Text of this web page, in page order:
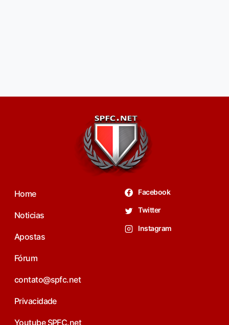
Home
Noticias
Apostas
Fórum
contato@spfc.net
Privacidade
Youtube SPFC.net
Facebook
Twitter
Instagram